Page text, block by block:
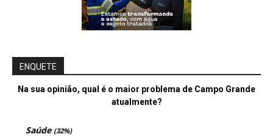
ENQUETE
Na sua opinião, qual é o maior problema de Campo Grande
atualmente?
Saúde (32%)